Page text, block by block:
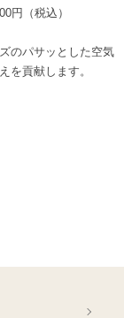
円（税込）
のパサッとした空気
を貢献します。